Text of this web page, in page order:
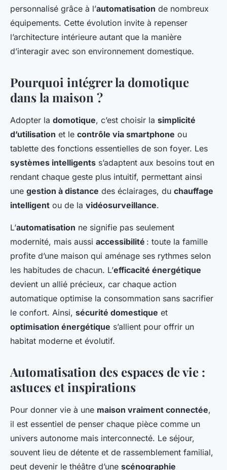
personnalisé grâce à l’automatisation de nombreux
équipements. Cette évolution invite à repenser
l’architecture intérieure autant que la manière
d’interagir avec son environnement domestique.
Pourquoi intégrer la domotique
dans la maison ?
Adopter la domotique, c’est choisir la simplicité
d’utilisation et le contrôle via smartphone ou
tablette des fonctions essentielles de son foyer. Les
systèmes intelligents s’adaptent aux besoins tout en
rendant chaque geste plus intuitif, permettant ainsi
une gestion à distance des éclairages, du chauffage
intelligent ou de la vidéosurveillance.
L’automatisation ne signifie pas seulement
modernité, mais aussi accessibilité : toute la famille
profite d’une maison qui aménage ses rythmes selon
les habitudes de chacun. L’efficacité énergétique
devient un allié précieux, car chaque action
automatique optimise la consommation sans sacrifier
le confort. Ainsi, sécurité domestique et
optimisation énergétique s’allient pour offrir un
habitat moderne et évolutif.
Automatisation des espaces de vie :
astuces et inspirations
Pour donner vie à une maison vraiment connectée,
il est essentiel de penser chaque pièce comme un
univers autonome mais interconnecté. Le séjour,
souvent lieu de détente et de rassemblement familial,
peut devenir le théâtre d’une scénographie